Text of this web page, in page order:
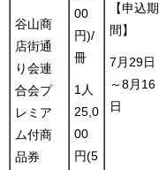
谷山商
店街通
り会連
合会プ
レミア
ム付商
品券
00
円)/
冊
1人
25,0
00
円(5
【申込期
間】
7月29日
～8月16
日